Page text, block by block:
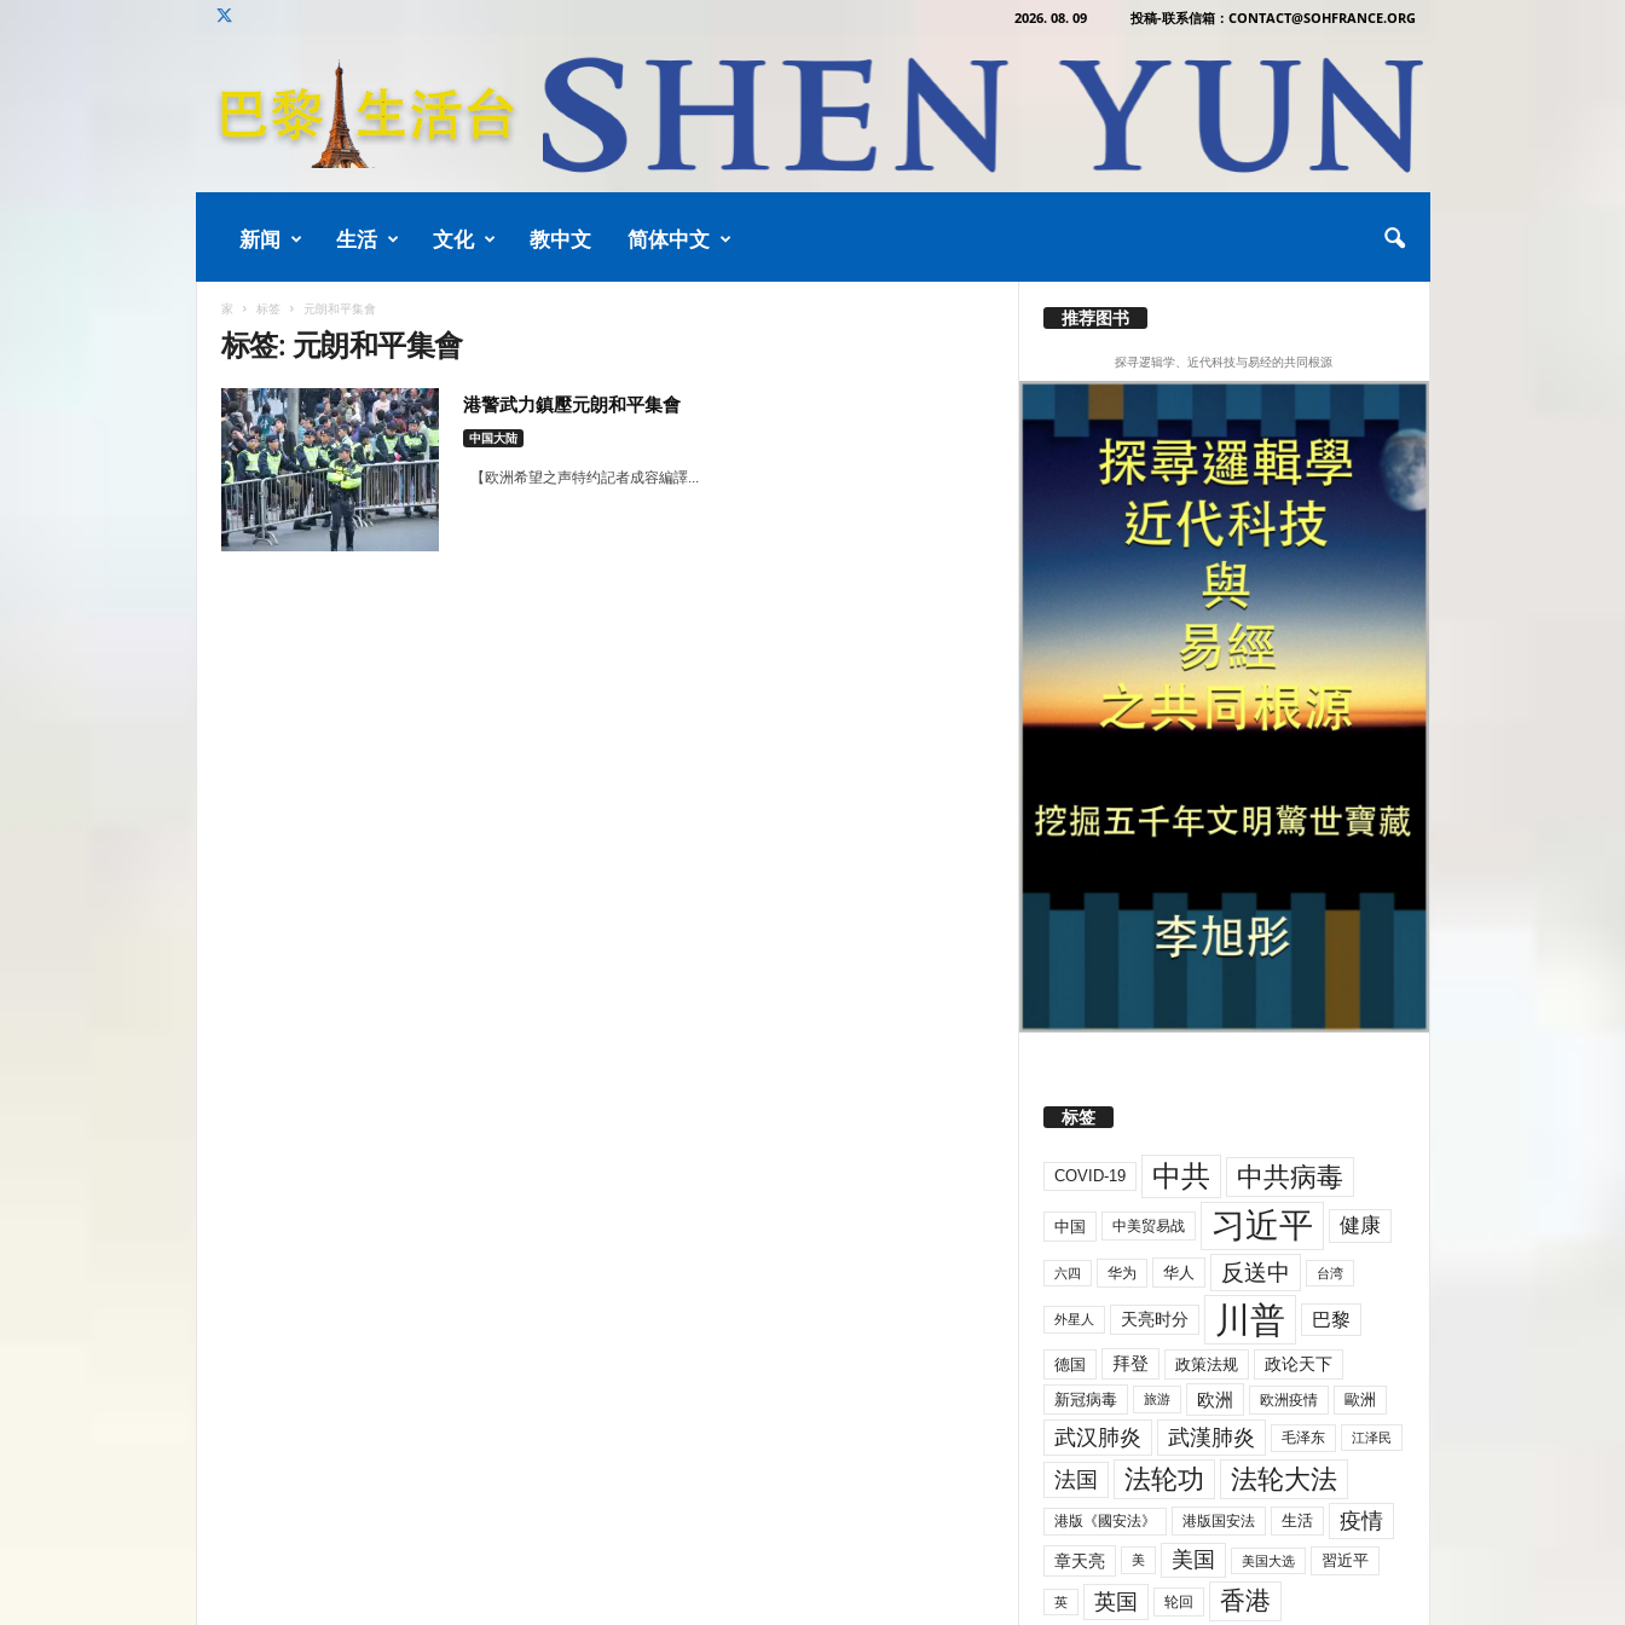
2026. 08. 09 投稿-联系信箱：CONTACT@SOHFRANCE.ORG
新闻 生活 文化 教中文 简体中文
家 标签 元朗和平集會
标签: 元朗和平集會
港警武力鎮壓元朗和平集會
中国大陆
【欧洲希望之声特约記者成容編譯...
推荐图书
探寻逻辑学、近代科技与易经的共同根源
标签
COVID-19 中共 中共病毒
中国 中美贸易战 习近平 健康
六四 华为 华人 反送中 台湾
外星人 天亮时分 川普 巴黎
德国 拜登 政策法规
政论天下
新冠病毒
旅游 欧洲 欧洲疫情 歐洲
武汉肺炎 武漢肺炎 毛泽东 江泽民
法国 法轮功 法轮大法
港版《國安法》 港版国安法 生活 疫情
章天亮 美 美国 美国大选 習近平
英 英国 轮回 香港